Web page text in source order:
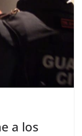
a los